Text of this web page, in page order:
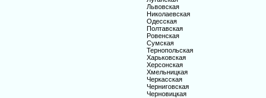
Львовская
Николаевская
Одесская
Полтавская
Ровенская
Сумская
Тернопольская
Харьковская
Херсонская
Хмельницкая
Черкасская
Черниговская
Черновицкая